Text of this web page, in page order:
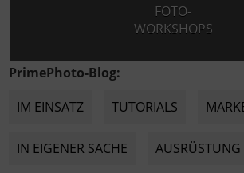
FOTO-
WORKSHOPS
PrimePhoto-Blog:
IM EINSATZ
TUTORIALS
IN EIGENER SACHE AUSRÜSTUNG